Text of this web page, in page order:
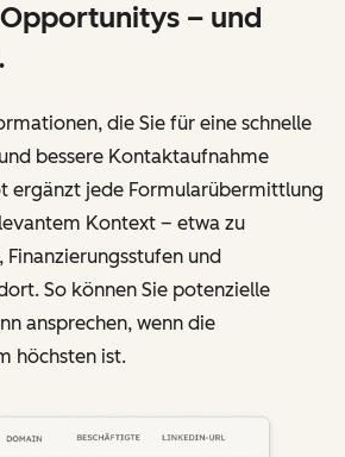
– und
die Sie für eine schnelle
bessere Kontaktaufnahme
ergänzt jede Formularübermittlung
Kontext – etwa zu
und
So können Sie potenzielle
ansprechen, wenn die
höchsten ist.